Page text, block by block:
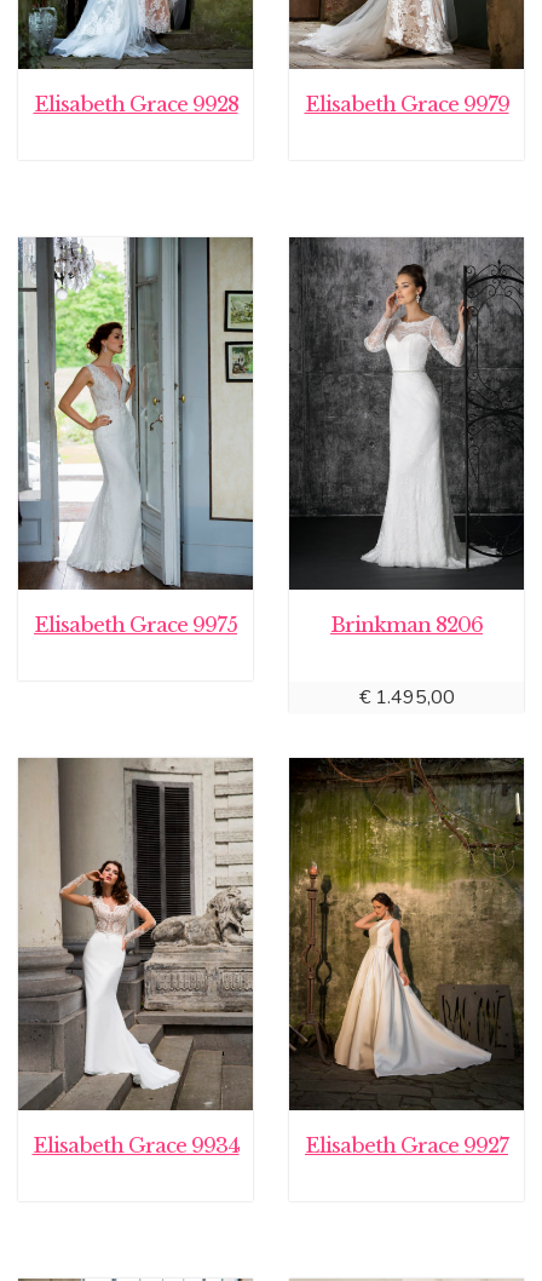
Elisabeth Grace 9928 Elisabeth Grace 9979
Elisabeth Grace 9975 Brinkman 8206
€1.495,00
Elisabeth Grace 9934 Elisabeth Grace 9927